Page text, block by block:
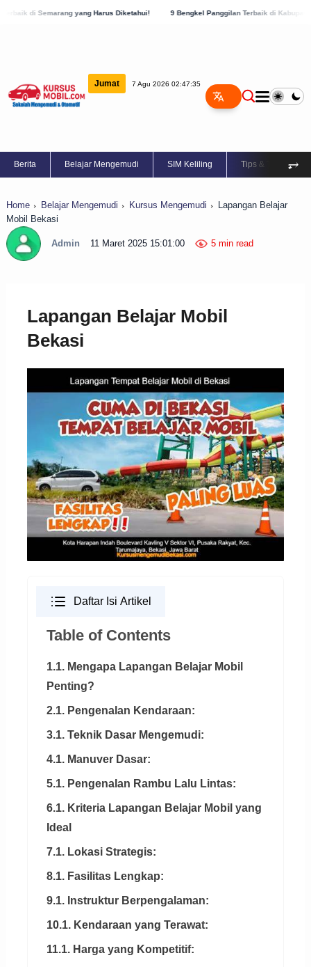
yang Harus Diketahui! 9 Bengkel Panggilan Terbaik di Kabupaten Semarang, Cek
Jumat 7 Agu 2026 02:47:36
Berita Belajar Mengemudi SIM Keliling Tips & Trik ⥅
Home Belajar Mengemudi Kursus Mengemudi
Lapangan Belajar
Mobil Bekasi
Admin 11 Maret 2025 15:01:00 5 min read
Lapangan Belajar Mobil
Bekasi
Daftar Isi Artikel
Table of Contents
1.1. Mengapa Lapangan Belajar Mobil
Penting?
2.1. Pengenalan Kendaraan:
3.1. Teknik Dasar Mengemudi:
4.1. Manuver Dasar:
5.1. Pengenalan Rambu Lalu Lintas:
6.1. Kriteria Lapangan Belajar Mobil yang
Ideal
7.1. Lokasi Strategis:
8.1. Fasilitas Lengkap:
9.1. Instruktur Berpengalaman:
10.1. Kendaraan yang Terawat:
11.1. Harga yang Kompetitif: